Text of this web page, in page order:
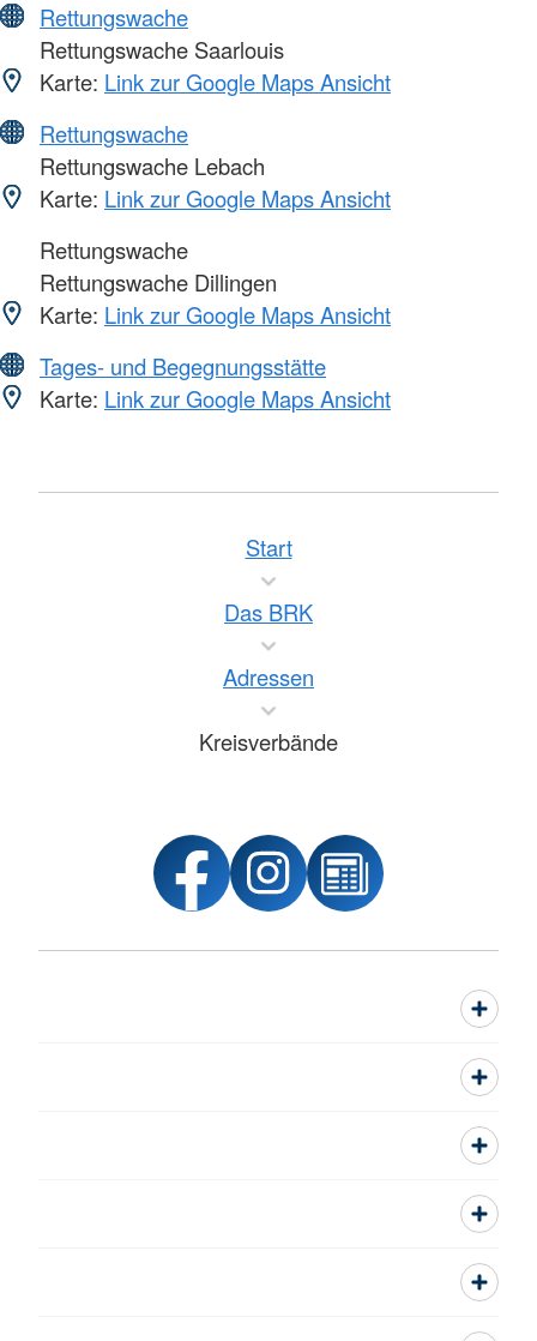
Rettungswache
Rettungswache Saarlouis
Karte: Link zur Google Maps Ansicht
Rettungswache
Rettungswache Lebach
Karte: Link zur Google Maps Ansicht
Rettungswache
Rettungswache Dillingen
Karte: Link zur Google Maps Ansicht
Tages- und Begegnungsstätte
Karte: Link zur Google Maps Ansicht
Start
Das BRK
Adressen
Kreisverbände